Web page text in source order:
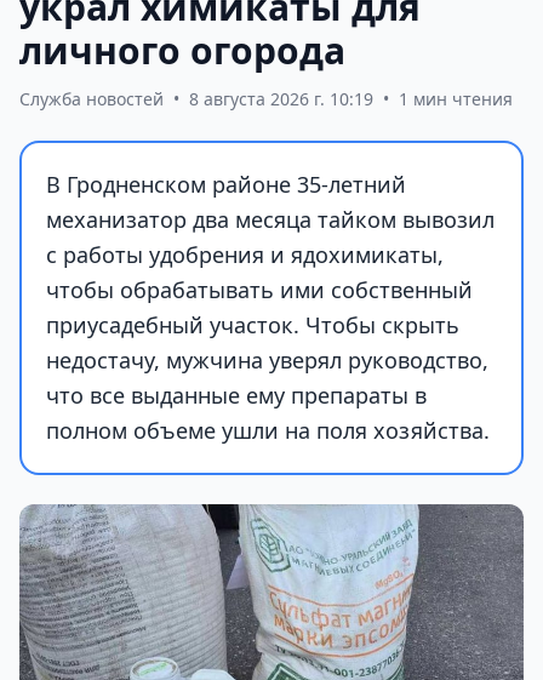
личного огорода
Служба новостей • 8 августа 2026 г. 10:19 • 1 мин чтения
В Гродненском районе 35-летний
механизатор два месяца тайком вывозил
с работы удобрения и ядохимикаты,
чтобы обрабатывать ими собственный
приусадебный участок. Чтобы скрыть
недостачу, мужчина уверял руководство,
что все выданные ему препараты в
полном объеме ушли на поля хозяйства.